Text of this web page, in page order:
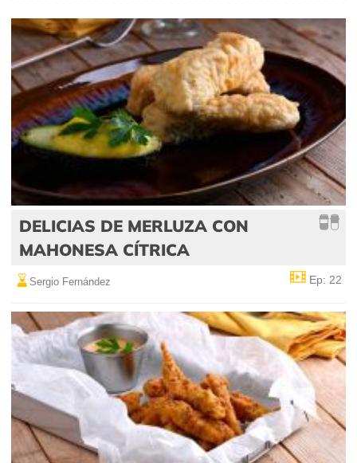
DELICIAS DE MERLUZA CON
MAHONESA CÍTRICA
Sergio Fernández Ep: 22